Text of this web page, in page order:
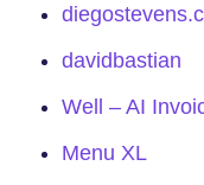
davidbastian
Well – AI
Menu XL